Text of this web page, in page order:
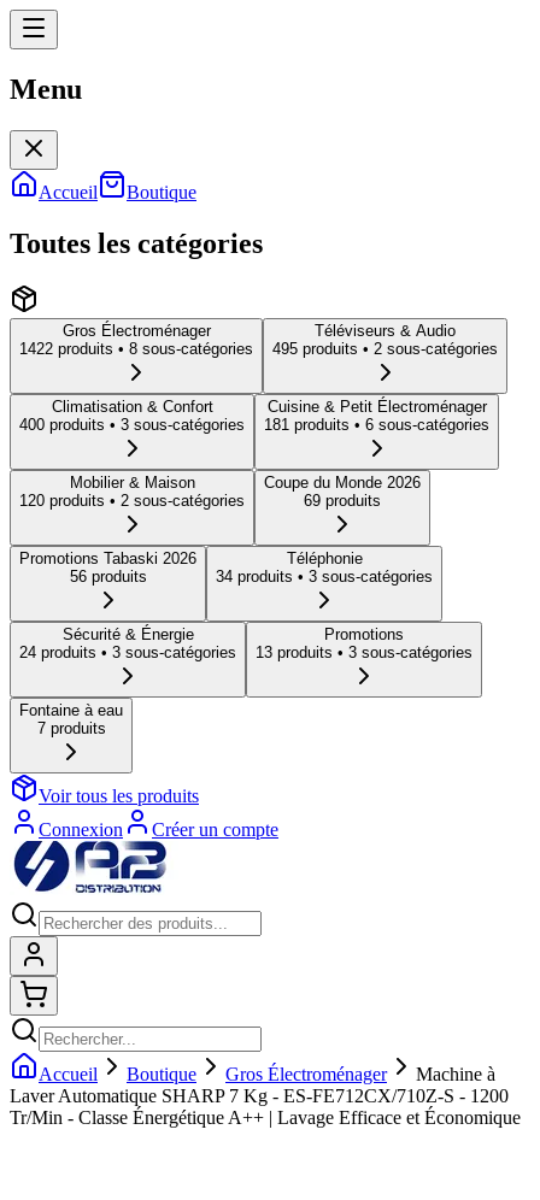
Menu
Accueil Boutique
Toutes les catégories
Gros Électroménager
1422 produits • 8 sous-catégories
Téléviseurs & Audio
495 produits • 2 sous-catégories
Climatisation & Confort
400 produits • 3 sous-catégories
Cuisine & Petit Électroménager
181 produits • 6 sous-catégories
Mobilier & Maison
120 produits • 2 sous-catégories
Coupe du Monde 2026
69 produits
Promotions Tabaski 2026
56produits
Téléphonie
34 produits • 3 sous-catégories
Sécurité & Énergie
24 produits • 3 sous-catégories
Promotions
13 produits • 3 sous-catégories
Fontaine à eau
7produits
Voir tous les produits
Connexion
Créer un compte
Accueil Boutique Gros Électroménager
Machine à
Laver Automatique SHARP 7 Kg - ES-FE712CX/710Z-S - 1200
Tr/Min - Classe Énergétique A++ | Lavage Efficace et Économique